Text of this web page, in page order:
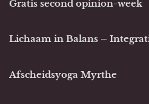
Gratis second opinion-week
Lichaam in Balans –
Afscheidsyoga Myrthe